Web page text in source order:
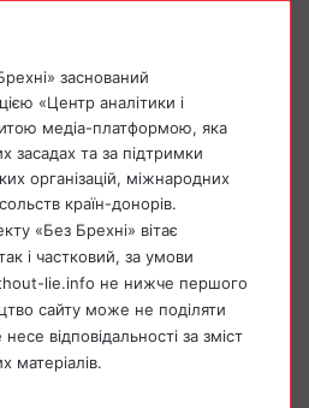
заснований
«Центр аналітики і
медіа-платформою, яка
засадах та за підтримки
організацій, міжнародних
країн-донорів.
«Без Брехні» вітає
і частковий, за умови
lie.info не нижче першого
сайту може не поділяти
відповідальності за зміст
матеріалів.